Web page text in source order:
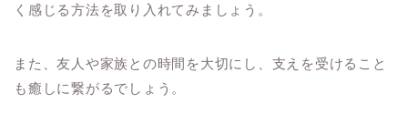
く感じる方法を取り入れてみましょう。
また、友人や家族との時間を大切にし、支えを受けること
も癒しに繋がるでしょう。